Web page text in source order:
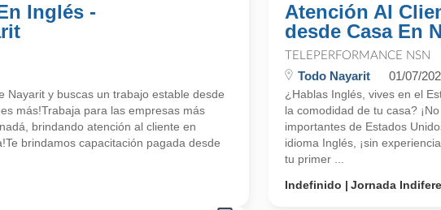
Inglés -
Nayarit y buscas un trabajo estable desde
más!Trabaja para las empresas más
brindando atención al cliente en
brindamos capacitación pagada desde
Atención Al
desde Casa En
TELEPERFORMANCE NSN
Todo Nayarit 01/07/
¿Hablas Inglés, vives en el
la comodidad de tu casa?
importantes de Estados
idioma Inglés, ¡sin
tu primer ...
Indefinido
Jornada